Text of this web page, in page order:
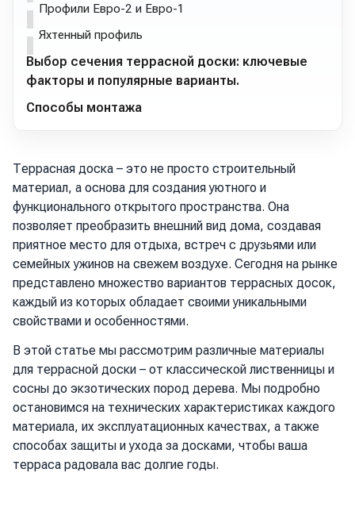
Профили Евро-2 и Евро-1
Яхтенный профиль
Выбор сечения террасной доски: ключевые
факторы и популярные варианты.
Способы монтажа
Террасная доска – это не просто строительный
материал, а основа для создания уютного и
функционального открытого пространства. Она
позволяет преобразить внешний вид дома, создавая
приятное место для отдыха, встреч с друзьями или
семейных ужинов на свежем воздухе. Сегодня на рынке
представлено множество вариантов террасных досок,
каждый из которых обладает своими уникальными
свойствами и особенностями.
В этой статье мы рассмотрим различные материалы
для террасной доски – от классической лиственницы и
сосны до экзотических пород дерева. Мы подробно
остановимся на технических характеристиках каждого
материала, их эксплуатационных качествах, а также
способах защиты и ухода за досками, чтобы ваша
терраса радовала вас долгие годы.